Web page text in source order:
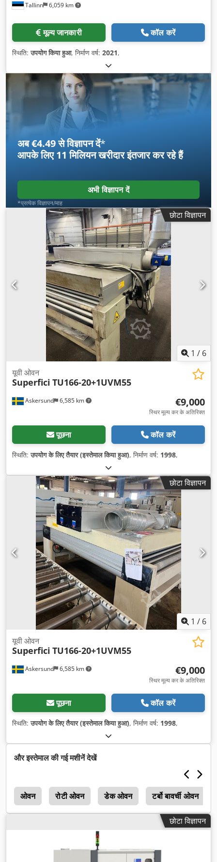
Tallinn 6,059 km
मूल्य जानकारी कॉल करें
स्थिति:उपयोग किया हुआ, निर्माण वर्ष: 2021,
अब €4.49 से विज्ञापन दें*
आपके लिए11 मिलियन खरीदारइंतजार कर रहे हैं
अभी विज्ञापन दें
*प्रत्येक विज्ञापन/माह
छोटा विज्ञापन
1 / 6
Askersund 6,585 km
यूवी ओवन
Superfici TU166-20+1UVM55
€9,000
स्थिर मूल्य कर के अतिरिक्त
पूछना कॉल करें
स्थिति:उपयोग के लिए तैयार (इस्तेमाल किया हुआ), निर्माण वर्ष: 1998,
छोटा विज्ञापन
1 / 6
Askersund 6,585 km
यूवी ओवन
Superfici TU166-20+1UVM55
€9,000
स्थिर मूल्य कर के अतिरिक्त
पूछना कॉल करें
स्थिति:उपयोग के लिए तैयार (इस्तेमाल किया हुआ), निर्माण वर्ष: 1998,
और इस्तेमाल की गई मशीनें देखें
ओवन रोटी ओवन डेक ओवन टर्बो बावर्ची ओवन
छोटा विज्ञापन